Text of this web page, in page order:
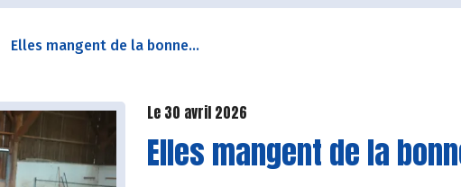
Elles mangent de la bonne...
Le 30 avril 2026
Elles mangent de la